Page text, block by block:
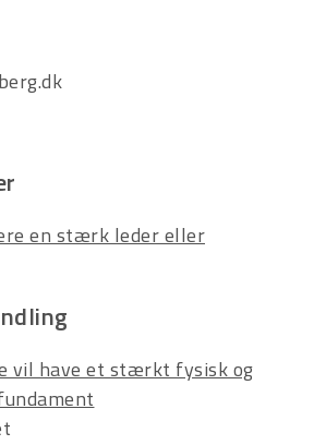
en stærk leder eller
vil have et stærkt fysisk og